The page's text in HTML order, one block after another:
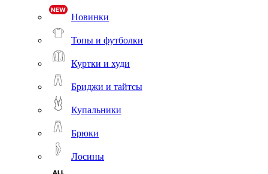
Новинки
Топы и футболки
Куртки и худи
Бриджи и тайтсы
Купальники
Брюки
Лосины